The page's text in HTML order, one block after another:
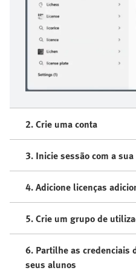
2. Crie uma conta
3. Inicie sessão com a
4. Adicione licenças
5. Crie um grupo de
6. Partilhe as credenciais
seus alunos